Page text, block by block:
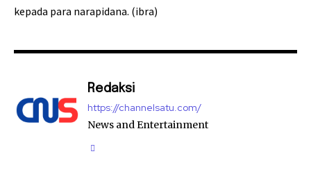
kepada para narapidana. (ibra)
Redaksi
https://channelsatu.com/
News and Entertainment